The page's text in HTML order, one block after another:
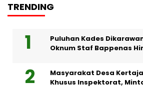
TRENDING
Puluhan Kades
Oknum Staf Bappenas
Masyarakat Desa
Khusus Inspektorat,